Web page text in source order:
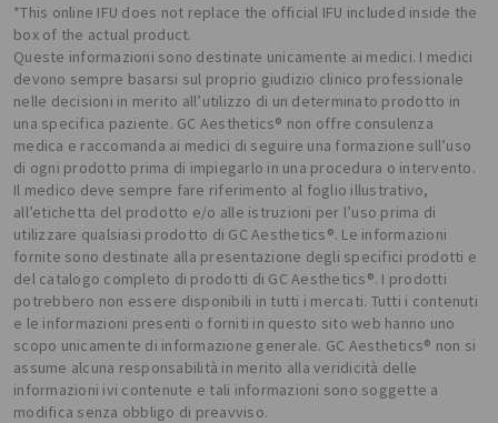
*This online IFU does not replace the official IFU included inside the
box of the actual product.
Queste informazioni sono destinate unicamente ai medici. I medici
devono sempre basarsi sul proprio giudizio clinico professionale
nelle decisioni in merito all’utilizzo di un determinato prodotto in
una specifica paziente. GC Aesthetics® non offre consulenza
medica e raccomanda ai medici di seguire una formazione sull’uso
di ogni prodotto prima di impiegarlo in una procedura o intervento.
Il medico deve sempre fare riferimento al foglio illustrativo,
all’etichetta del prodotto e/o alle istruzioni per l’uso prima di
utilizzare qualsiasi prodotto di GC Aesthetics®. Le informazioni
fornite sono destinate alla presentazione degli specifici prodotti e
del catalogo completo di prodotti di GC Aesthetics®. I prodotti
potrebbero non essere disponibili in tutti i mercati. Tutti i contenuti
e le informazioni presenti o forniti in questo sito web hanno uno
scopo unicamente di informazione generale. GC Aesthetics® non si
assume alcuna responsabilità in merito alla veridicità delle
informazioni ivi contenute e tali informazioni sono soggette a
modifica senza obbligo di preavviso.